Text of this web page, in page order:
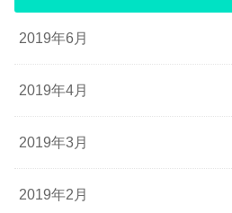
2019年6月
2019年4月
2019年3月
2019年2月